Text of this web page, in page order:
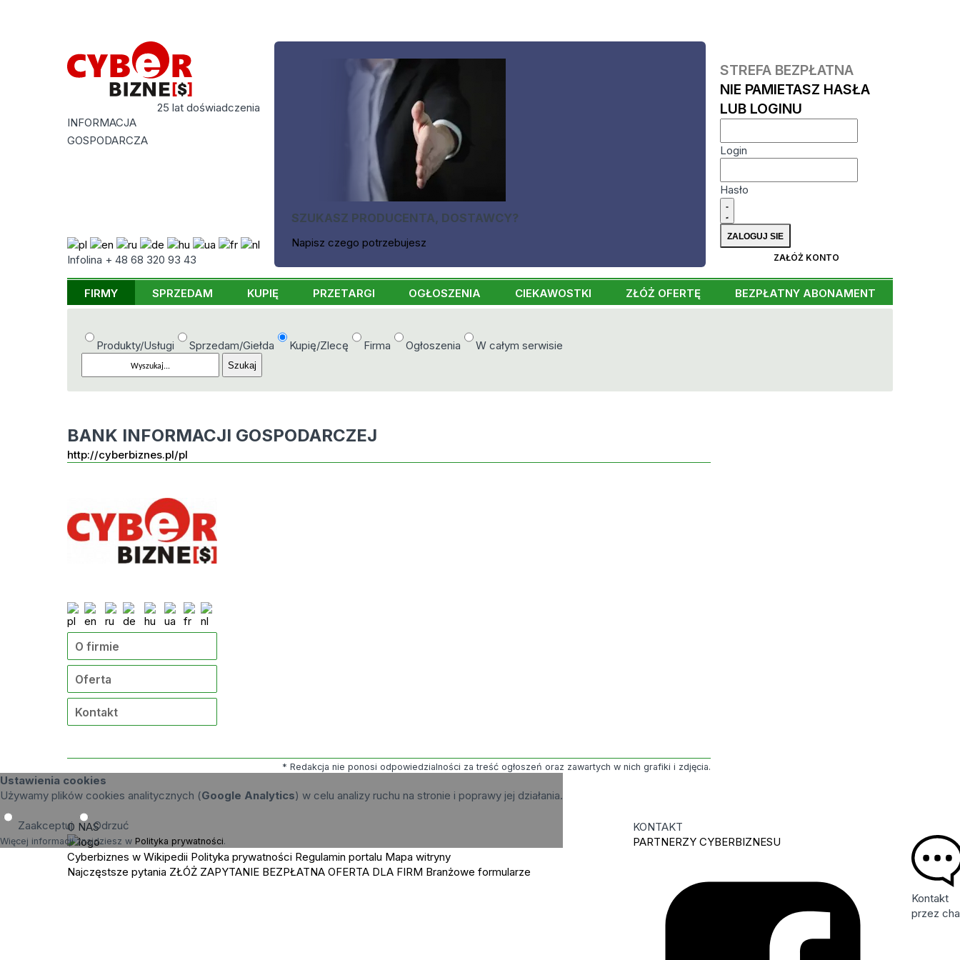
25 lat doświadczenia
INFORMACJA
GOSPODARCZA
Infolina + 48 68 320 93 43
SZUKASZ PRODUCENTA, DOSTAWCY?
Napisz czego potrzebujesz
STREFA BEZPŁATNA
NIE PAMIETASZ HASŁA
LUB LOGINU
Login
Hasło
ZAŁÓŻ KONTO
FIRMY SPRZEDAM KUPIĘ PRZETARGI OGŁOSZENIA CIEKAWOSTKI ZŁÓŻ OFERTĘ BEZPŁATNY ABONAMENT
Produkty/Usługi Sprzedam/Giełda Kupię/Zlecę Firma Ogłoszenia W całym serwisie
BANK INFORMACJI GOSPODARCZEJ
http://cyberbiznes.pl/pl
O firmie
Oferta
Kontakt
* Redakcja nie ponosi odpowiedzialności za treść ogłoszeń oraz zawartych w nich grafiki i zdjęcia.
Kontakt
przez
Ustawienia cookies
Używamy plików cookies analitycznych (Google Analytics) w celu analizy ruchu na stronie i poprawy jej działania.
Zaakceptuj Odrzuć
Więcej informacji znajdziesz w Polityka prywatności.
O NAS
Cyberbiznes w Wikipedii Polityka prywatności Regulamin portalu Mapa witryny
Najczęstsze pytania ZŁÓŻ ZAPYTANIE BEZPŁATNA OFERTA DLA FIRM Branżowe formularze
KONTAKT
PARTNERZY CYBERBIZNESU